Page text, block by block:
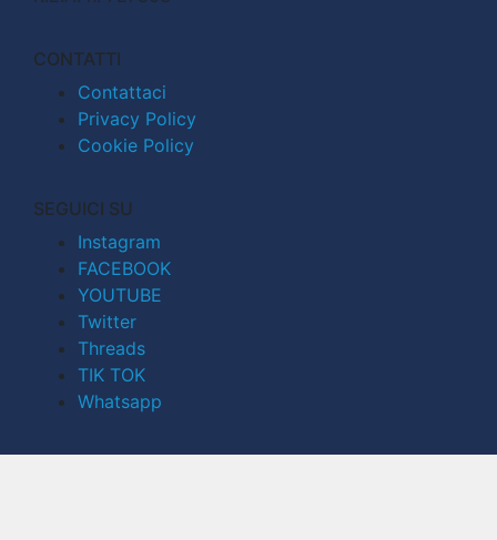
CONTATTI
Contattaci
Privacy Policy
Cookie Policy
SEGUICI SU
Instagram
FACEBOOK
YOUTUBE
Twitter
Threads
TIK TOK
Whatsapp